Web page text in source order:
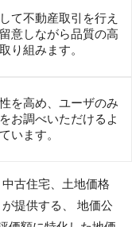
て不動産取引を行え
意しながら品質の高
り組みます。
を高め、ユーザのみ
お調べいただけるよ
います。
古住宅、土地価格
が提供する、 地価公